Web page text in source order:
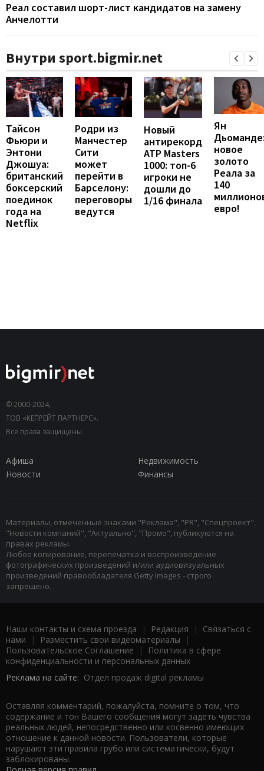
Реал составил шорт-лист кандидатов на замену
Анчелотти
Внутри sport.bigmir.net
Тайсон
Фьюри и
Энтони
Джошуа:
британский
боксерский
поединок
года на
Netflix
Родри из
Манчестер
Сити
может
перейти в
Барселону:
переговоры
ведутся
Новый
антирекорд
ATP Masters
1000: топ-6
игроки не
дошли до
1/16 финала
Ян
новое
золото
Реала за
140
евро!
© 2000-2024,
ТОВ «КЕПРЕЙТ ПАРТНЕРС».
Все права защищены.
Афиша
Недвижимость
Новости
Финансы
Материалы, отмеченные знаками "Реклама", "PR", "Спецпроект",
"Новости компаний", "Актуально", "Промо", публикуются на
правах рекламы.
Любое копирование, перепечатка и воспроизведение
фотографических произведений и/или аудиовизуальных
произведений правообладателя Getty Images - строго
запрещено.
Наши контакты и схема проезда | Редакция | Связаться с
нами | Разместить свои видеоматериалы |
Пользовательское Соглашение |
Политика в сфере
конфиденциальности и персональных данных
Реклама на сайте: Отдел продаж digital рекламы
Оставляя комментарий, пожалуйста, помните о том, что
содержание и тон Вашего сообщения могут задеть чувства
реальных людей, непосредственно или косвенно имеющих
отношение к данной новости. Пользователи, которые
нарушают эти правила грубо или систематически, будут
заблокированы.